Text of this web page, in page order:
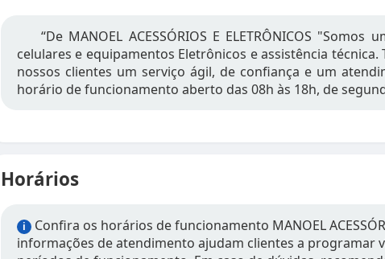
“De MANOEL ACESSÓRIOS E ELETRÔNICOS
celulares e equipamentos Eletrônicos e assistência
nossos clientes um serviço ágil, de confiança e um
horário de funcionamento aberto das 08h às 18h, de
Horários
i
Confira os horários de funcionamento MANOEL
informações de atendimento ajudam clientes a programar